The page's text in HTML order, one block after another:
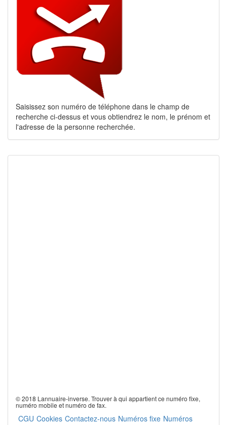
Saisissez son numéro de téléphone dans le champ de
recherche ci-dessus et vous obtiendrez le nom, le prénom et
l'adresse de la personne recherchée.
© 2018 Lannuaire-inverse. Trouver à qui appartient ce numéro fixe,
numéro mobile et numéro de fax.
CGU Cookies Contactez-nous Numéros fixe Numéros